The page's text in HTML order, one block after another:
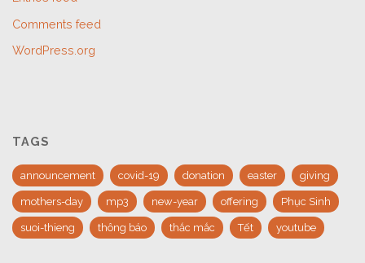
Comments feed
WordPress.org
TAGS
announcement covid-19 donation easter giving
mothers-day mp3 new-year offering Phục Sinh
suoi-thieng thông báo thắc mắc Tết youtube